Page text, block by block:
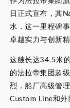
日正式宣布，其
水，这一里程碑
卓越实力与创新精
这艘长达34.5米
的法拉帝集团超
烈，船厂高级管
Custom Line和外